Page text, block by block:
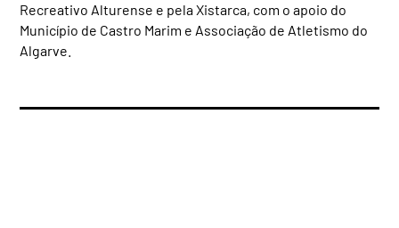
Recreativo Alturense e pela Xistarca, com o apoio do
Município de Castro Marim e Associação de Atletismo do
Algarve.